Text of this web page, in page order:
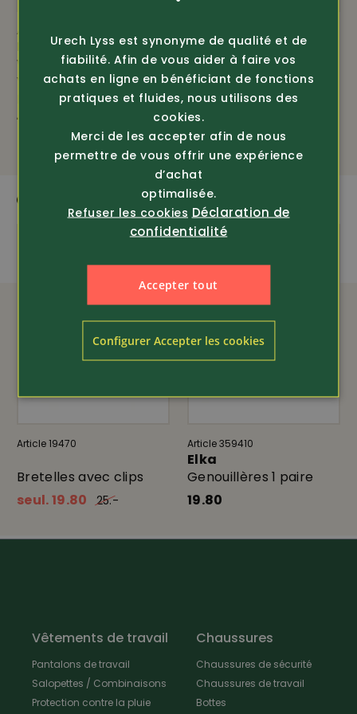
Article 371632
Helly Hansen
Workwear
Veste de travail Oxford
Insulated (73370...
129.-
Helly Hansen
Workwear
Sweater Classic avec
logo (79284)
seul. 29.-
QUI CORRESPOND
Article 19470
Bretelles avec clips
seul. 19.80
25.-
Article 359410
Elka
Genouillères 1 paire
19.80
Vêtements de travail
Pantalons de travail
Salopettes / Combinaisons
Protection contre la pluie
Chaussures
Chaussures de sécurité
Chaussures de travail
Bottes
Urech Lyss est synonyme de qualité et de
fiabilité. Afin de vous aider à faire vos
achats en ligne en bénéficiant de fonctions
pratiques et fluides, nous utilisons des
cookies.
Merci de les accepter afin de nous
permettre de vous offrir une expérience
d’achat
optimalisée.
Refuser les cookies Déclaration de
confidentialité
Accepter tout
Configurer Accepter les cookies